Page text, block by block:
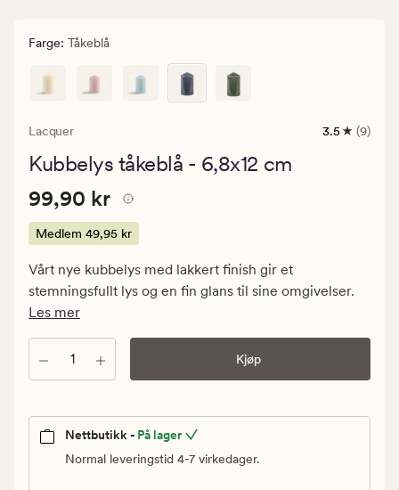
Farge: Tåkeblå
Lacquer
9
3.5 (9)
Kubbelys tåkeblå - 6,8x12 cm
Pris
99,90
kr.
49,95
kr
Pris 99,90 kr
99,90 kr
Medlem 49,95 kr
Vårt nye kubbelys med lakkert finish gir et
stemningsfullt lys og en fin glans til sine omgivelser.
Les mer
Antall Kjøp
Nettbutikk - På lager
Normal leveringstid 4-7 virkedager.